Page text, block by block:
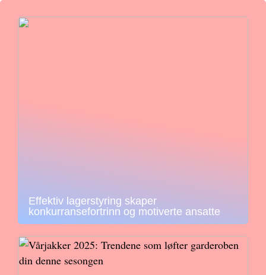
Effektiv lagerstyring skaper
konkurransefortrinn og motiverte ansatte